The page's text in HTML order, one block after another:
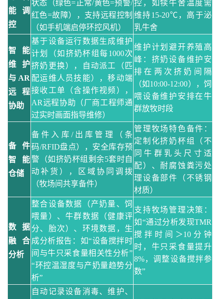
能调
控
状态（绿色=正常/黄色=预警/
红色=故障），支持远程控制
（如手机端启停环控风机）
控，如犊牛舍温度需
维持15-20℃，高于泌
乳牛舍
智能
维护
与 AR
远程
协助
基于设备运行数据生成维护
计划（如挤奶杯组每1000次
挤奶更换），自动派工（匹
配运维人员技能），移动端
接收工单（含操作视频），
AR远程协助（厂商工程师通
过实时画面指导维修）
维护计划避开养殖高
峰：挤奶设备维护安
排在两次挤奶间隔
（如10:00-12:00），饲
喂设备维护安排在牛
群放牧时段
备件
智能
仓储
备件入库 /出库管理（条
码/RFID盘点），安全库存预
警（如挤奶杯组剩余5套时自
动补货），区域协同调拨
（牧场间共享备件）
管理牧场特色备件：
定制化挤奶杯组（不
同牛群乳头尺寸适
配）、耐腐蚀粪污处
理设备部件（不锈钢
材质）
数据
融合
分析
整合设备数据（产奶量、饲
喂量）、牛群数据（健康评
分、胎次）、环境数据，生
成分析报告：如“设备搅拌时
间与牛只采食量相关性分析”
“环控温湿度与产奶量趋势分
析”
支持牧场管理决策：
如“通过分析发现TMR
搅拌时间＞10分钟
时，牛只采食量提升
8%，调整设备搅拌参
数”
自动记录设备消毒、维护、